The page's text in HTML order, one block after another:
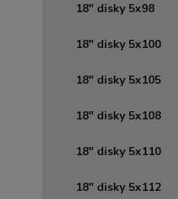
18" disky 5x98
18" disky 5x100
18" disky 5x105
18" disky 5x108
18" disky 5x110
18" disky 5x112